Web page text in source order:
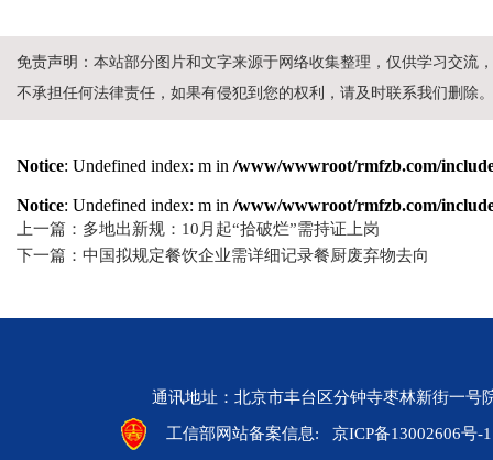
免责声明：本站部分图片和文字来源于网络收集整理，仅供学习交流
不承担任何法律责任，如果有侵犯到您的权利，请及时联系我们删除。
Notice: Undefined index: m in /www/wwwroot/rmfzb.com/
Notice: Undefined index: m in /www/wwwroot/rmfzb.com/
上一篇：多地出新规：10月起“拾破烂”需持证上岗
下一篇：中国拟规定餐饮企业需详细记录餐厨废弃物去向
通讯地址：北京市丰台区分钟寺枣林新街一
工信部网站备案信息: 京ICP备13002606号-1